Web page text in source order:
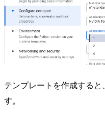
テンプレートを作成する
す。